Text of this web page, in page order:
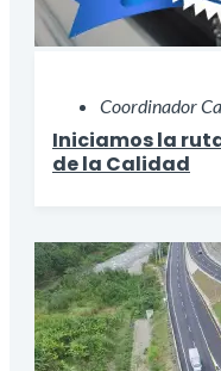
Coordinador
Iniciamos la
de la Calidad